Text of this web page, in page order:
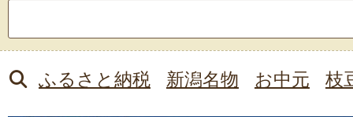
索:
ふるさと納税 新潟名物 お中元 枝